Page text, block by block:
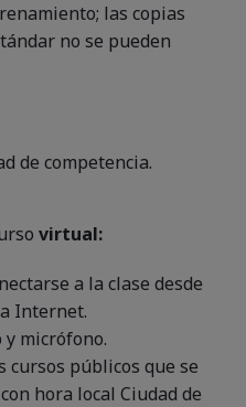
las copias
no se pueden
de competencia.
virtual:
a la clase desde
Internet.
y micrófono.
cursos públicos que se
hora local Ciudad de